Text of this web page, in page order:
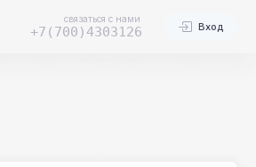
связаться с нами
+7(700)4303126 Вход